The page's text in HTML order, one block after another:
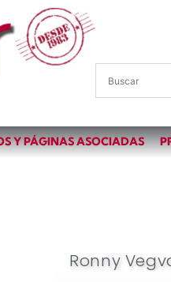
Y PÁGINAS ASOCIADAS
Ronny